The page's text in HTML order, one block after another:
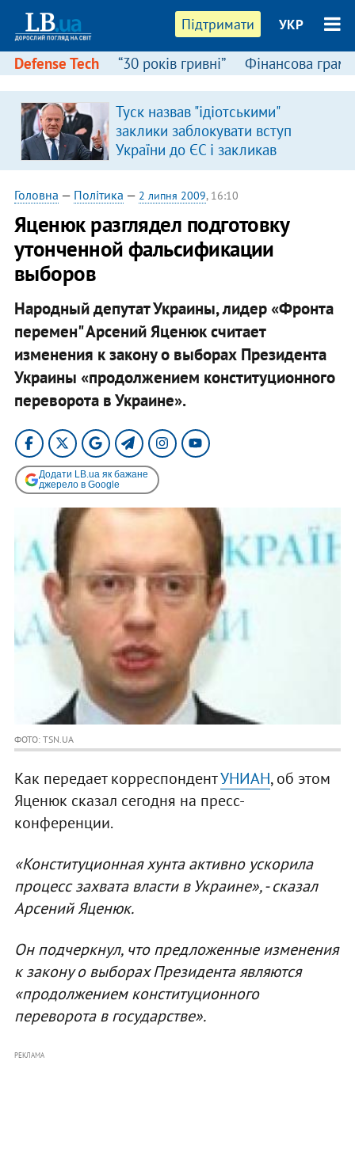
Підтримати УКР
Defense Tech “30 років гривні” Фінансова
Туск назвав "ідіотськими"
заклики заблокувати вступ
України до ЄС і закликав
припинити антиукраїнську
риторику
Головна — Політика — 2 липня 2009, 16:10
Яценюк разглядел подготовку
утонченной фальсификации
выборов
Народный депутат Украины, лидер «Фронта
перемен" Арсений Яценюк считает
изменения к закону о выборах Президента
Украины «продолжением конституционного
переворота в Украине».
Додати LB.ua як бажане
джерело в Google
ФОТО: TSN.UA
Как передает корреспондентУНИАН, об этом
Яценюк сказал сегодня на пресс-
конференции.
«Конституционная хунта активно ускорила
процесс захвата власти в Украине», - сказал
Арсений Яценюк.
Он подчеркнул, что предложенные изменения
к закону о выборах Президента являются
«продолжением конституционного
переворота в государстве».
РЕКЛАМА